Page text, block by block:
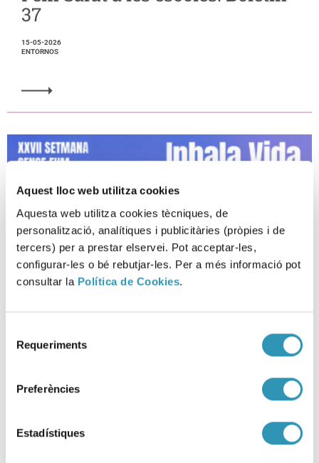
Aquest lloc web utilitza cookies
Aquesta web utilitza cookies tècniques, de
personalització, analítiques i publicitàries (pròpies i de
tercers) per a prestar elservei. Pot acceptar-les,
configurar-les o bé rebutjar-les. Per a més informació pot
consultar la Política de Cookies.
Requeriments
Preferències
Estadístiques
37
15-05-2026
ENTORNOS
XXVII Semana Sin Humo 2026
VIVIR CON SALUD